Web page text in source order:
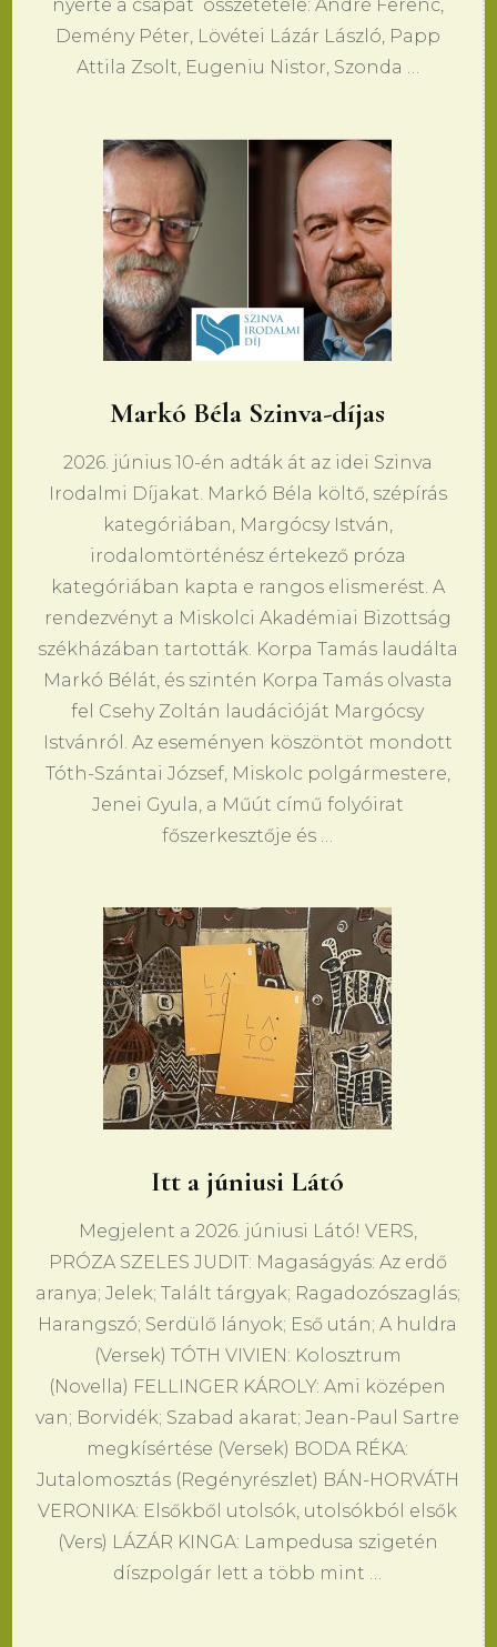
nyerte a csapat összetétele: André Ferenc,
Demény Péter, Lövétei Lázár László, Papp
Attila Zsolt, Eugeniu Nistor, Szonda …
​Markó Béla Szinva-díjas
2026. június 10-én adták át az idei Szinva
Irodalmi Díjakat. Markó Béla költő, szépírás
kategóriában, Margócsy István,
irodalomtörténész értekező próza
kategóriában kapta e rangos elismerést. A
rendezvényt a Miskolci Akadémiai Bizottság
székházában tartották. Korpa Tamás laudálta
Markó Bélát, és szintén Korpa Tamás olvasta
fel Csehy Zoltán laudációját Margócsy
Istvánról. Az eseményen köszöntöt mondott
Tóth-Szántai József, Miskolc polgármestere,
Jenei Gyula, a Műút című folyóirat
főszerkesztője és …
Itt a júniusi Látó
Megjelent a 2026. júniusi Látó! VERS,
PRÓZA SZELES JUDIT: Magaságyás: Az erdő
aranya; Jelek; Talált tárgyak; Ragadozószaglás;
Harangszó; Serdülő lányok; Eső után; A huldra
(Versek) TÓTH VIVIEN: Kolosztrum
(Novella) FELLINGER KÁROLY: Ami középen
van; Borvidék; Szabad akarat; Jean-Paul Sartre
megkísértése (Versek) BODA RÉKA:
Jutalomosztás (Regényrészlet) BÁN-HORVÁTH
VERONIKA: Elsőkből utolsók, utolsókból elsők
(Vers) LÁZÁR KINGA: Lampedusa szigetén
díszpolgár lett a több mint …